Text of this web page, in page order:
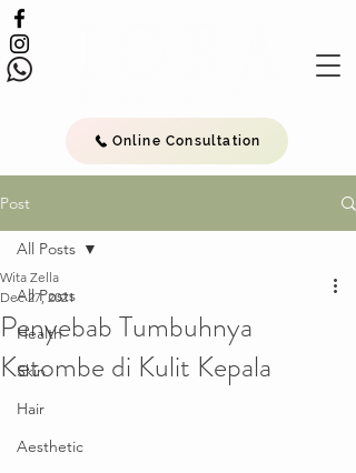
Online Consultation
Post
All Posts
Health
Skin
Hair
Aesthetic
All Posts
Penyebab Tumbuhnya
Ketombe di Kulit Kepala
Wita Zella
Dec 27, 2021